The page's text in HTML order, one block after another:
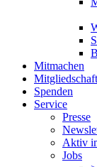
Mitmachen
Mitgliedschaft
Spenden
Service
Presse
Aktiv
Jobs